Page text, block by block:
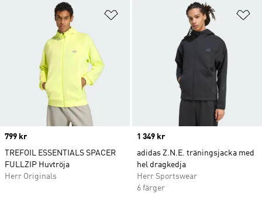
Lägg till på önskelistan
Price
799 kr
TREFOIL ESSENTIALS SPACER
FULLZIP Huvtröja
Herr Originals
Price
1 349 kr
adidas Z.N.E. träningsjacka med
hel dragkedja
Herr Sportswear
6 färger